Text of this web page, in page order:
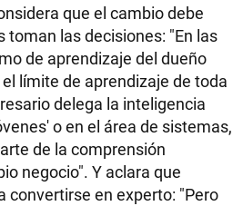
que el cambio debe
toman las decisiones: "En las
de aprendizaje del dueño
límite de aprendizaje de toda
delega la inteligencia
o en el área de sistemas,
de la comprensión
negocio". Y aclara que
convertirse en experto: "Pero